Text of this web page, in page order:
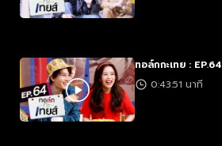
ทอล์กกะเทย : EP.64
0:43:51 นาที